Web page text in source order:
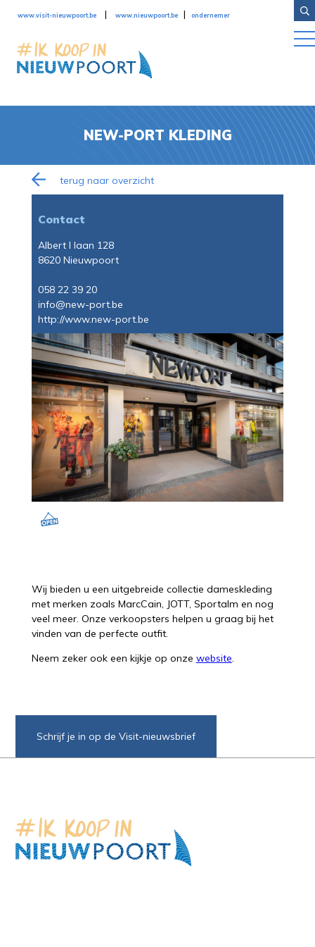
www.visit-nieuwpoort.be | www.nieuwpoort.be | ondernemer
NEW-PORT KLEDING
terug naar overzicht
Contact
Albert I laan 128
8620 Nieuwpoort
058 22 39 20
info@new-port.be
http://www.new-port.be
Wij bieden u een uitgebreide collectie dameskleding
met merken zoals MarcCain, JOTT, Sportalm en nog
veel meer. Onze verkoopsters helpen u graag bij het
vinden van de perfecte outfit.
Neem zeker ook een kijkje op onze website
Schrijf je in op de Visit-nieuwsbrief